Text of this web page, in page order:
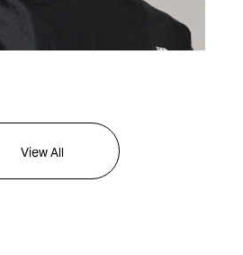
Styles
NORTH FACE
View All